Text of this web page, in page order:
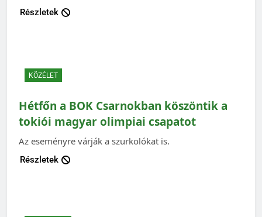
Részletek
KÖZÉLET
Hétfőn a BOK Csarnokban köszöntik a
tokiói magyar olimpiai csapatot
Az eseményre várják a szurkolókat is.
Részletek